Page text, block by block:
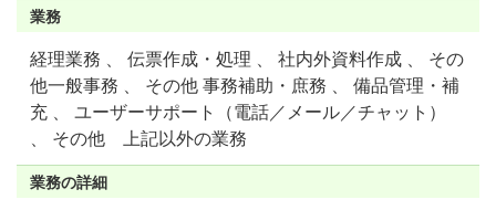
業務
経理業務 、 伝票作成・処理 、 社内外資料作成 、 その
他一般事務 、 その他 事務補助・庶務 、 備品管理・補
充 、 ユーザーサポート（電話／メール／チャット）
、 その他 上記以外の業務
業務の詳細